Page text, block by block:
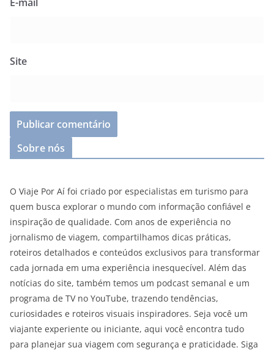
Site
Sobre nós
O Viaje Por Aí foi criado por especialistas em turismo para
quem busca explorar o mundo com informação confiável e
inspiração de qualidade. Com anos de experiência no
jornalismo de viagem, compartilhamos dicas práticas,
roteiros detalhados e conteúdos exclusivos para transformar
cada jornada em uma experiência inesquecível. Além das
notícias do site, também temos um podcast semanal e um
programa de TV no YouTube, trazendo tendências,
curiosidades e roteiros visuais inspiradores. Seja você um
viajante experiente ou iniciante, aqui você encontra tudo
para planejar sua viagem com segurança e praticidade. Siga